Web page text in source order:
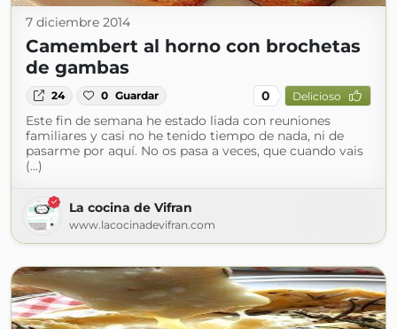
7 diciembre 2014
Camembert al horno con brochetas
de gambas
24 0 Guardar 0 Delicioso
Este fin de semana he estado liada con reuniones
familiares y casi no he tenido tiempo de nada, ni de
pasarme por aquí. No os pasa a veces, que cuando vais
(...)
La cocina de Vifran
www.lacocinadevifran.com